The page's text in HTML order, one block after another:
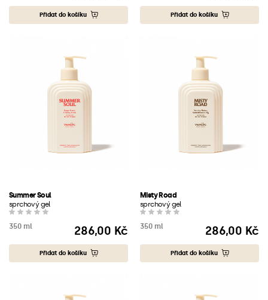
Přidat do košíku Přidat do košíku
Summer Soul
sprchový gel
350 ml
Cena
286,00 Kč
Přidat do košíku
Misty Road
sprchový gel
350 ml
Cena
286,00 Kč
Přidat do košíku